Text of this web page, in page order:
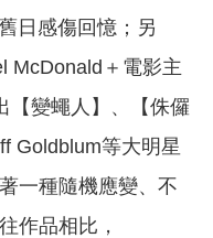
日感傷回憶；另
McDonald＋電影主
【變蠅人】、【侏儸
Goldblum等大明星
一種隨機應變、不
作品相比，